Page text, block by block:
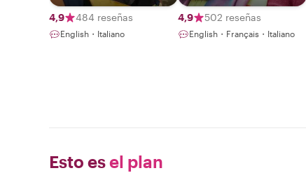
4,9 484 reseñas
English・Italiano
4,9 502 reseñas
English・Français・Italiano
Esto esel plan